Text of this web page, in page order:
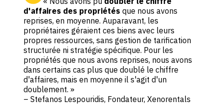
d'affaires des propriétés que nous avons
reprises, en moyenne. Auparavant, les
propriétaires géraient ces biens avec leurs
propres ressources, sans gestion de tarification
structurée ni stratégie spécifique. Pour les
propriétés que nous avons reprises, nous avons
dans certains cas plus que doublé le chiffre
d'affaires, mais en moyenne il s'agit d'un
doublement. »
– Stefanos Lespouridis, Fondateur, Xenorentals